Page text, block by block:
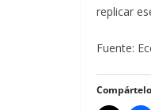
replicar
Fuente: